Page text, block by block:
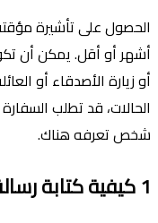
أشهر أو أقل. يمكن أن
أو زيارة الأصدقاء أو
الحالات، قد تطلب
شخص تعرفه هناك.
1كيفية كتابة